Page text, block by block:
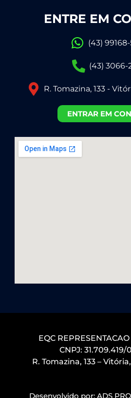
ENTRE EM
(43)
(43) 3066-
R. Tomazina, 133 -
ENTRAR EM
EQC
CNPJ: 31.709.419/
R. Tomazina, 133 –
Desenvolvido por: ADS